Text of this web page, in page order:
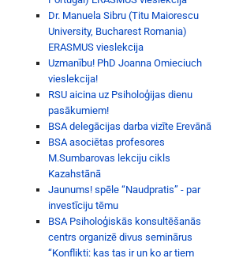
Dr. Manuela Sibru (Titu Maiorescu
University, Bucharest Romania)
ERASMUS vieslekcija
Uzmanību! PhD Joanna Omieciuch
vieslekcija!
RSU aicina uz Psiholoģijas dienu
pasākumiem!
BSA delegācijas darba vizīte Erevānā
BSA asociētas profesores
M.Sumbarovas lekciju cikls
Kazahstānā
Jaunums! spēle “Naudpratis” - par
investīciju tēmu
BSA Psiholoģiskās konsultēšanās
centrs organizē divus seminārus
“Konflikti: kas tas ir un ko ar tiem